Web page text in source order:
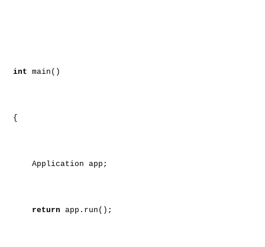
int main()
{
Application app;
return app.run();